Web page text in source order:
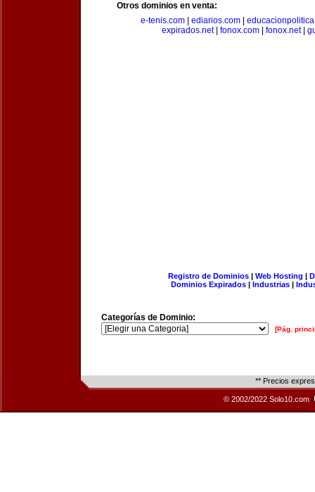
Otros dominios en venta:
e-tenis.com
ediarios.com
expirados.net| fonox.com fonox.net|
Registro de Dominios| Web Hosting |
Dominios Expirados | Industrias |
Categorías de Dominio:
[Pág.
** Precios
© 2002/2022 Solo10.com